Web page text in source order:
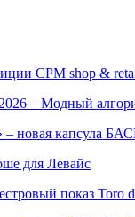
CPM shop &
– Модный
– новая капсула
для Левайс
показ Toro